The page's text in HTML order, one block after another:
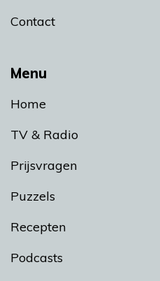
Menu
Home
TV & Radio
Prijsvragen
Puzzels
Recepten
Podcasts
Contact